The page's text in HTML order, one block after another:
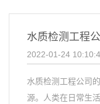
水质检测工程
2022-01-24
水质检测工程公司
源。人类在日常生